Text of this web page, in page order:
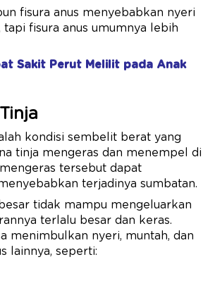
fisura anus menyebabkan nyeri
tapi fisura anus umumnya lebih
Sakit Perut Melilit pada Anak
kondisi sembelit berat yang
tinja mengeras dan menempel di
tersebut dapat
terjadinya sumbatan.
tidak mampu mengeluarkan
terlalu besar dan keras.
menimbulkan nyeri, muntah, dan
lainnya, seperti: